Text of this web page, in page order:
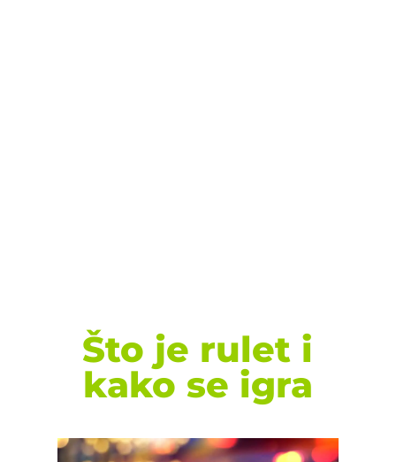
Što je rulet i
kako se igra